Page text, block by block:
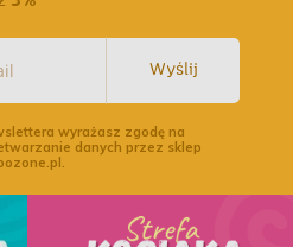
Wyślij
wyrażasz zgodę na
danych przez sklep